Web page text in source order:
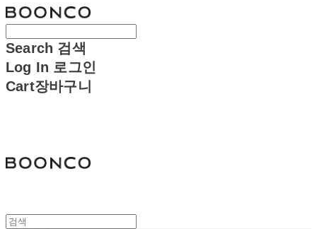
Search 검색
Log In 로그인
Cart장바구니